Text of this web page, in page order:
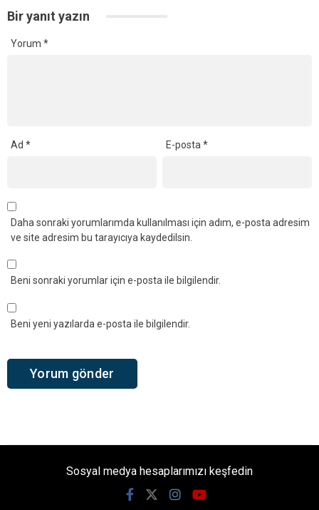
Bir yanıt yazın
Yorum *
Ad * E-posta*
Daha sonraki yorumlarımda kullanılması için adım, e-posta adresim
ve site adresim bu tarayıcıya kaydedilsin.
Beni sonraki yorumlar için e-posta ile bilgilendir.
Beni yeni yazılarda e-posta ile bilgilendir.
Sosyal medya hesaplarımızı keşfedin